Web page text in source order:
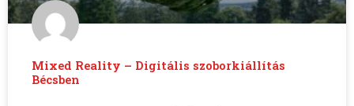
Mixed Reality – Digitális szoborkiállítás
Bécsben